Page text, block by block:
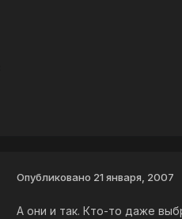
Опубликовано 21 января, 2007
А они и так. Кто-то даже